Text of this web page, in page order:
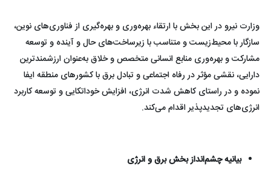
وزارت نیرو در این بخش با ارتقاء بهره‌وری و بهره‌گیری از فناوری‌های نوین،
سازگار با محیط‌زیست و متناسب با زیرساخت‌های حال و آینده و توسعه
مشارکت و بهره‌وری منابع انسانی متخصص و خلاق به‌عنوان ارزشمندترین
دارایی، نقشی مؤثر در رفاه اجتماعی و تبادل برق با کشورهای منطقه ایفا
نموده و در راستای کاهش شدت انرژی، افزایش خوداتکایی و توسعه کاربرد
انرژی‌های تجدیدپذیر اقدام می‌کند.
بیانیه چشم‌انداز بخش برق و انرژی